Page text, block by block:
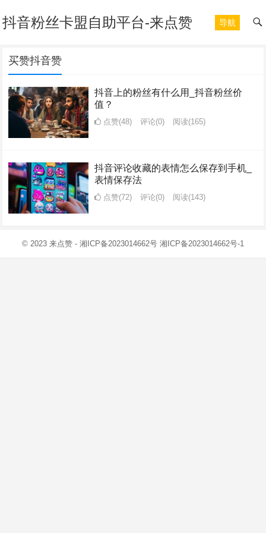
抖音粉丝卡盟自助平台-来点赞 导航
买赞抖音赞
抖音上的粉丝有什么用_抖音粉丝价
值？
点赞(48) 评论(0) 阅读(165)
抖音评论收藏的表情怎么保存到手机_
表情保存法
点赞(72) 评论(0) 阅读(143)
© 2023 来点赞 - 湘ICP备2023014662号 湘ICP备2023014662号-1